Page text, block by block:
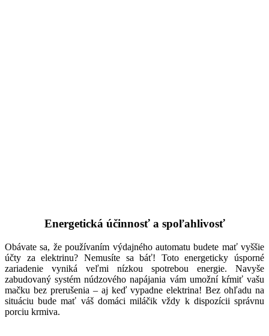
Energetická účinnosť a spoľahlivosť
Obávate sa, že používaním výdajného automatu budete mať vyššie
účty za elektrinu? Nemusíte sa báť! Toto energeticky úsporné
zariadenie vyniká veľmi nízkou spotrebou energie. Navyše
zabudovaný systém núdzového napájania vám umožní kŕmiť vašu
mačku bez prerušenia – aj keď vypadne elektrina! Bez ohľadu na
situáciu bude mať váš domáci miláčik vždy k dispozícii správnu
porciu krmiva.